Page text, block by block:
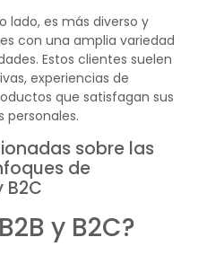
lado, es más diverso y
con una amplia variedad
Estos clientes suelen
experiencias de
que satisfagan sus
personales.
sobre las
de
B2C
y B2C?